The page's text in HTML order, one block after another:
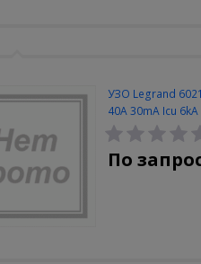
УЗО Legrand
40A 30mA Icu 6kA
По